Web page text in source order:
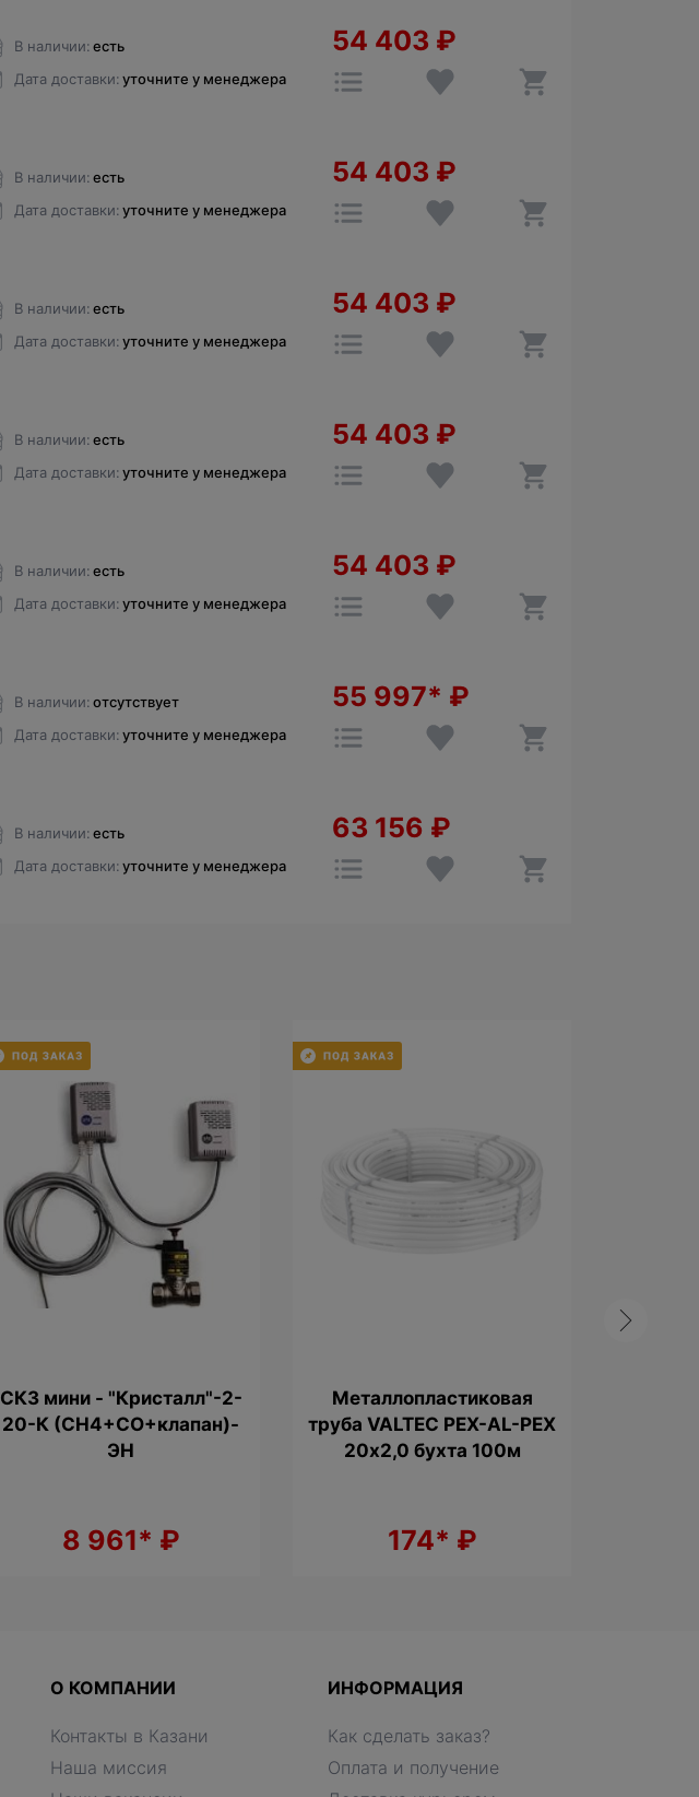
В наличии: есть
Дата доставки: уточните у менеджера
54 403 ₽
В наличии: есть
Дата доставки: уточните у менеджера
54 403 ₽
В наличии: есть
Дата доставки: уточните у менеджера
54 403 ₽
В наличии: есть
Дата доставки: уточните у менеджера
54 403 ₽
В наличии: есть
Дата доставки: уточните у менеджера
54 403 ₽
В наличии: отсутствует
Дата доставки: уточните у менеджера
55 997* ₽
В наличии: есть
Дата доставки: уточните у менеджера
63 156 ₽
СКЗ мини - "Кристалл"-2-
20-К (CH4+CO+клапан)-
ЭН
8 961* ₽
Металлопластиковая
труба VALTEC PEX-AL-PEX
20х2,0 бухта 100м
174* ₽
О КОМПАНИИ
Контакты в Казани
Наша миссия
ИНФОРМАЦИЯ
Как сделать заказ?
Оплата и получение